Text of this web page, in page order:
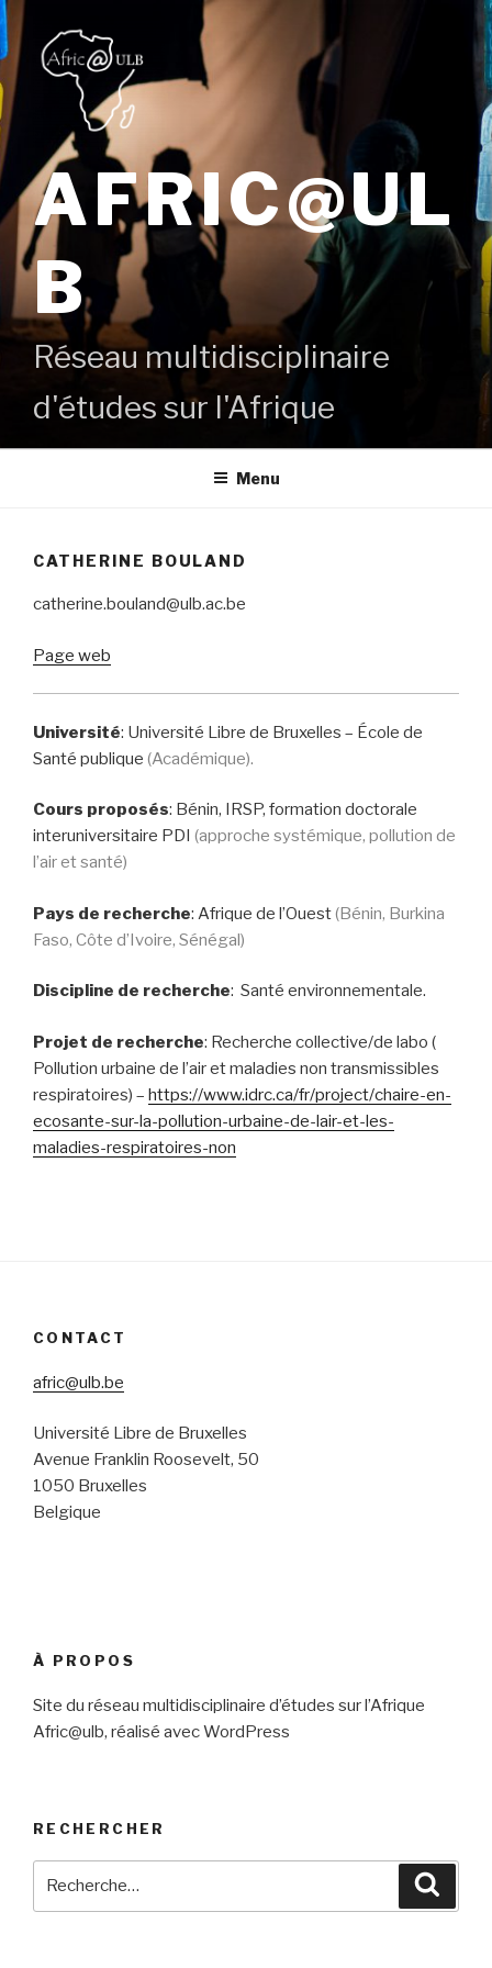
Aller
au
contenu
principal
AFRIC@UL
B
Réseau multidisciplinaire
d'études sur l'Afrique
Menu
CATHERINE BOULAND
catherine.bouland@ulb.ac.be
Page web
Université: Université Libre de Bruxelles – École de
Santé publique (Académique).
Cours proposés: Bénin, IRSP, formation doctorale
interuniversitaire PDI (approche systémique, pollution de
l’air et santé)
Pays de recherche: Afrique de l’Ouest(Bénin, Burkina
Faso, Côte d’Ivoire, Sénégal)
Discipline de recherche: Santé environnementale.
Projet de recherche: Recherche collective/de labo (
Pollution urbaine de l’air et maladies non transmissibles
respiratoires) – https://www.idrc.ca/fr/project/chaire-en-
ecosante-sur-la-pollution-urbaine-de-lair-et-les-
maladies-respiratoires-non
CONTACT
afric@ulb.be
Université Libre de Bruxelles
Avenue Franklin Roosevelt, 50
1050 Bruxelles
Belgique
À PROPOS
Site du réseau multidisciplinaire d’études sur l’Afrique
Afric@ulb, réalisé avec WordPress
RECHERCHER